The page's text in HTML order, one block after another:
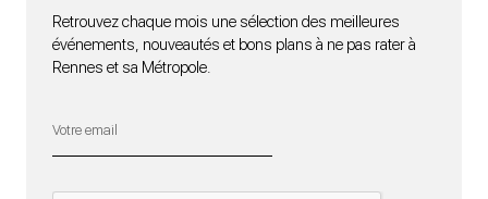
Retrouvez chaque mois une sélection des meilleures
événements, nouveautés et bons plans à ne pas rater à
Rennes et sa Métropole.